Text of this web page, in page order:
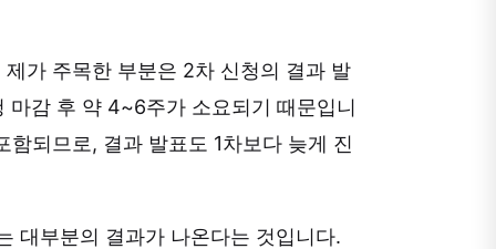
가 주목한 부분은 2차 신청의 결과 발
감 후 약 4~6주가 소요되기 때문입니
되므로, 결과 발표도 1차보다 늦게 진
대부분의 결과가 나온다는 것입니다.